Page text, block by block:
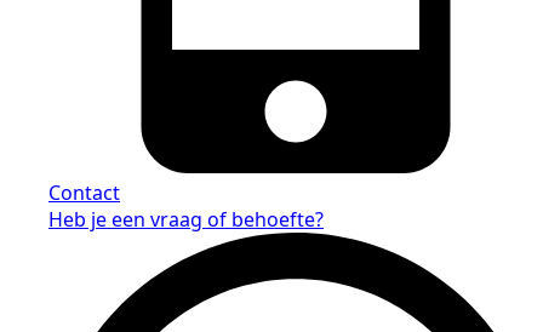
Contact
Heb je een vraag of behoefte?